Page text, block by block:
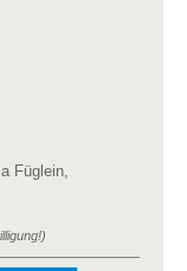
Füglein,